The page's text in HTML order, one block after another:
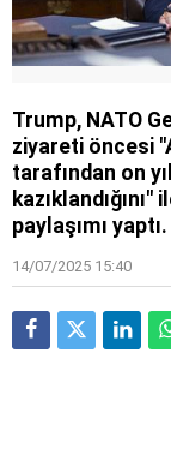
Trump, NATO
ziyareti öncesi
tarafından on
paylaşımı yaptı.
14/07/2025 15:40